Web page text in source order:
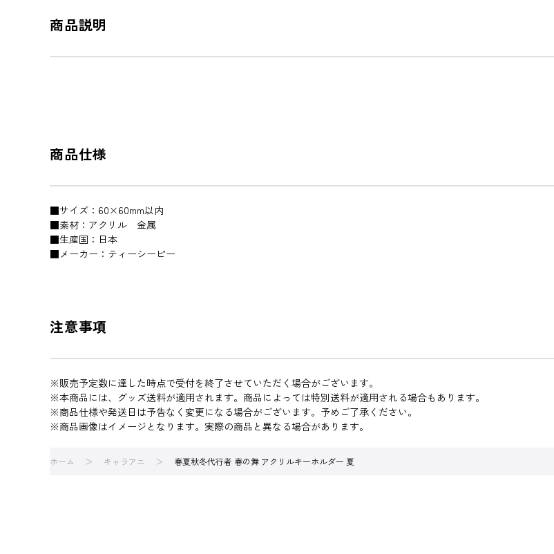
商品説明
商品仕様
■サイズ：60×60mm以内
■素材：アクリル 金属
■生産国：日本
■メーカー：ティーシーピー
注意事項
※販売予定数に達した時点で受付を終了させていただく場合がございます。
※本商品には、グッズ送料が適用されます。商品によっては特別送料が適用される場合もあります。
※商品仕様や発送日は予告なく変更になる場合がございます。予めご了承ください。
※商品画像はイメージとなります。実際の商品と異なる場合があります。
ホーム キャラアニ 春夏秋冬代行者 春の舞 アクリルキーホルダー 夏